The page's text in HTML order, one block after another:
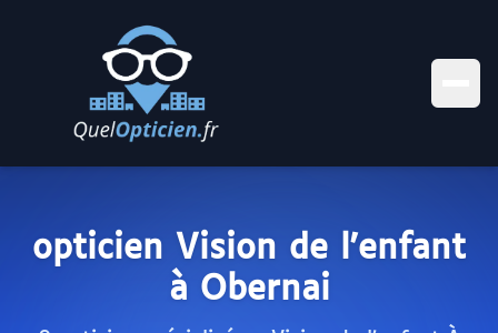
opticien Vision de l'enfant
à Obernai